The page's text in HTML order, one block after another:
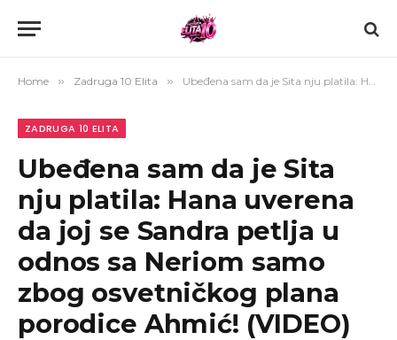
Home » Zadruga 10 Elita » Ubeđena sam da je Sita nju platila: Hana uverena da joj se Sandra petlja u odnos sa Neriom samo zbog osvetničkog plana porodice Ahmić! (VIDEO)
ZADRUGA 10 ELITA
Ubeđena sam da je Sita
nju platila: Hana uverena
da joj se Sandra petlja u
odnos sa Neriom samo
zbog osvetničkog plana
porodice Ahmić! (VIDEO)